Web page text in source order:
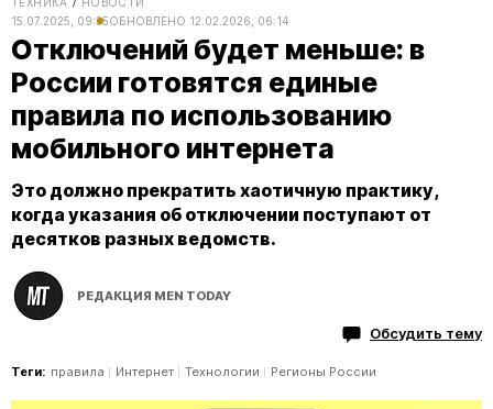
15.07.2025, 09:35ОБНОВЛЕНО 12.02.2026, 06:14
Отключений будет меньше: в
России готовятся единые
правила по использованию
мобильного интернета
Это должно прекратить хаотичную практику,
когда указания об отключении поступают от
десятков разных ведомств.
РЕДАКЦИЯ MEN TODAY
Обсудить тему
Теги: правила Интернет Технологии Регионы России